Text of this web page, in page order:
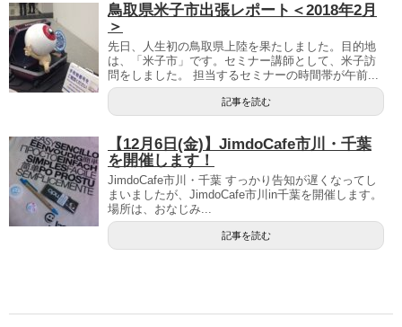
鳥取県米子市出張レポート＜2018年2月
＞
先日、人生初の鳥取県上陸を果たしました。目的地
は、「米子市」です。セミナー講師として、米子訪
問をしました。 担当するセミナーの時間帯が午前...
記事を読む
【12月6日(金)】JimdoCafe市川・千葉
を開催します！
JimdoCafe市川・千葉 すっかり告知が遅くなってし
まいましたが、JimdoCafe市川in千葉を開催します。
場所は、おなじみ...
記事を読む